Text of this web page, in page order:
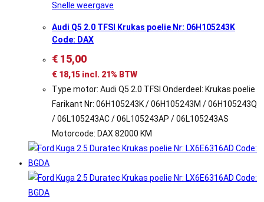
Snelle weergave
Audi Q5 2.0 TFSI Krukas poelie Nr: 06H105243K
Code: DAX
€ 15,00
€ 18,15 incl. 21% BTW
Type motor: Audi Q5 2.0 TFSI Onderdeel: Krukas poelie
Farikant Nr: 06H105243K / 06H105243M / 06H105243Q
/ 06L105243AC / 06L105243AP / 06L105243AS
Motorcode: DAX 82000 KM